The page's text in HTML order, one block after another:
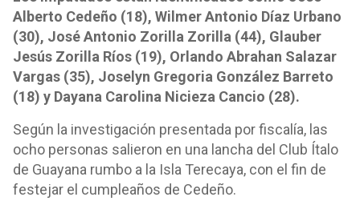
Alberto Cedeño (18), Wilmer Antonio Díaz Urbano
(30), José Antonio Zorilla Zorilla (44), Glauber
Jesús Zorilla Ríos (19), Orlando Abrahan Salazar
Vargas (35), Joselyn Gregoria González Barreto
(18) y Dayana Carolina Nicieza Cancio (28).
Según la investigación presentada por fiscalía, las
ocho personas salieron en una lancha del Club Ítalo
de Guayana rumbo a la Isla Terecaya, con el fin de
festejar el cumpleaños de Cedeño.